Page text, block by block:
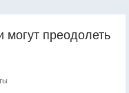
преодолеть